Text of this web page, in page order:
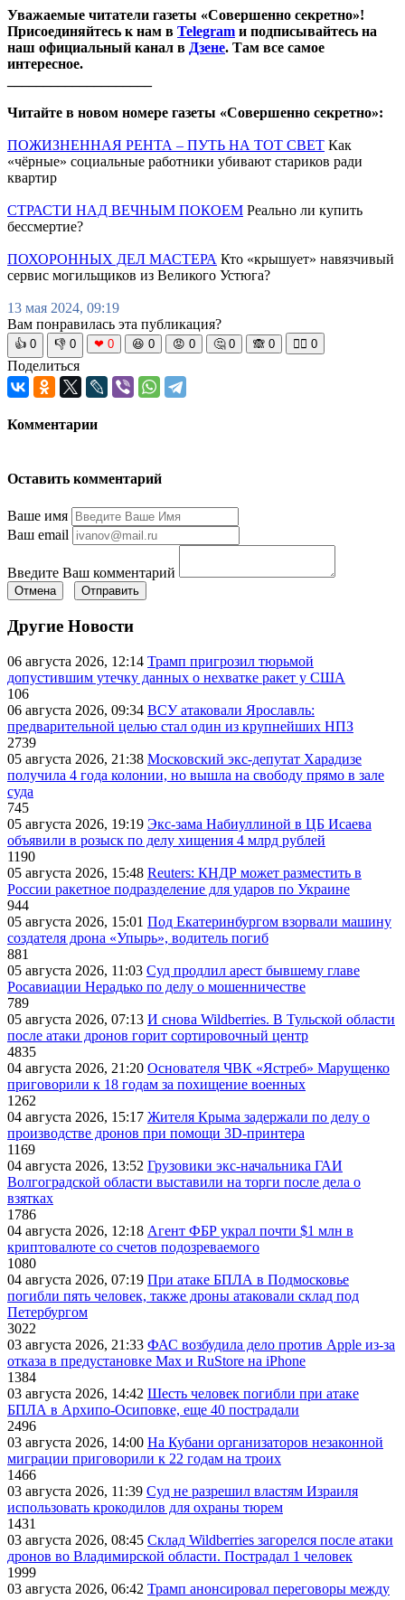
Уважаемые читатели газеты «Совершенно секретно»!
Присоединяйтесь к нам в Telegram и подписывайтесь на
наш официальный канал в Дзене. Там все самое
интересное.
Читайте в новом номере газеты «Совершенно секретно»:
ПОЖИЗНЕННАЯ РЕНТА – ПУТЬ НА ТОТ СВЕТ Как
«чёрные» социальные работники убивают стариков ради
квартир
СТРАСТИ НАД ВЕЧНЫМ ПОКОЕМ Реально ли купить
бессмертие?
ПОХОРОННЫХ ДЕЛ МАСТЕРА Кто «крышует» навязчивый
сервис могильщиков из Великого Устюга?
13 мая 2024, 09:19
Вам понравилась эта публикация?
👍 0 👎 0 ❤ 0 😆 0 😡 0 🤔 0 🙈 0 🧘‍♀️ 0
Поделиться
Комментарии
Оставить комментарий
Ваше имя
Ваш email
Введите Ваш комментарий
Отмена Отправить
Другие Новости
06 августа 2026, 12:14 Трамп пригрозил тюрьмой
допустившим утечку данных о нехватке ракет у США
106
06 августа 2026, 09:34 ВСУ атаковали Ярославль:
предварительной целью стал один из крупнейших НПЗ
2739
05 августа 2026, 21:38 Московский экс-депутат Харадизе
получила 4 года колонии, но вышла на свободу прямо в зале
суда
745
05 августа 2026, 19:19 Экс-зама Набиуллиной в ЦБ Исаева
объявили в розыск по делу хищения 4 млрд рублей
1190
05 августа 2026, 15:48 Reuters: КНДР может разместить в
России ракетное подразделение для ударов по Украине
944
05 августа 2026, 15:01 Под Екатеринбургом взорвали машину
создателя дрона «Упырь», водитель погиб
881
05 августа 2026, 11:03 Суд продлил арест бывшему главе
Росавиации Нерадько по делу о мошенничестве
789
05 августа 2026, 07:13 И снова Wildberries. В Тульской области
после атаки дронов горит сортировочный центр
4835
04 августа 2026, 21:20 Основателя ЧВК «Ястреб» Марущенко
приговорили к 18 годам за похищение военных
1262
04 августа 2026, 15:17 Жителя Крыма задержали по делу о
производстве дронов при помощи 3D‑принтера
1169
04 августа 2026, 13:52 Грузовики экс-начальника ГАИ
Волгоградской области выставили на торги после дела о
взятках
1786
04 августа 2026, 12:18 Агент ФБР украл почти $1 млн в
криптовалюте со счетов подозреваемого
1080
04 августа 2026, 07:19 При атаке БПЛА в Подмосковье
погибли пять человек, также дроны атаковали склад под
Петербургом
3022
03 августа 2026, 21:33 ФАС возбудила дело против Apple из-за
отказа в предустановке Max и RuStore на iPhone
1384
03 августа 2026, 14:42 Шесть человек погибли при атаке
БПЛА в Архипо-Осиповке, еще 40 пострадали
2496
03 августа 2026, 14:00 На Кубани организаторов незаконной
миграции приговорили к 22 годам на троих
1466
03 августа 2026, 11:39 Суд не разрешил властям Израиля
использовать крокодилов для охраны тюрем
1431
03 августа 2026, 08:45 Склад Wildberries загорелся после атаки
дронов во Владимирской области. Пострадал 1 человек
1999
03 августа 2026, 06:42 Трамп анонсировал переговоры между